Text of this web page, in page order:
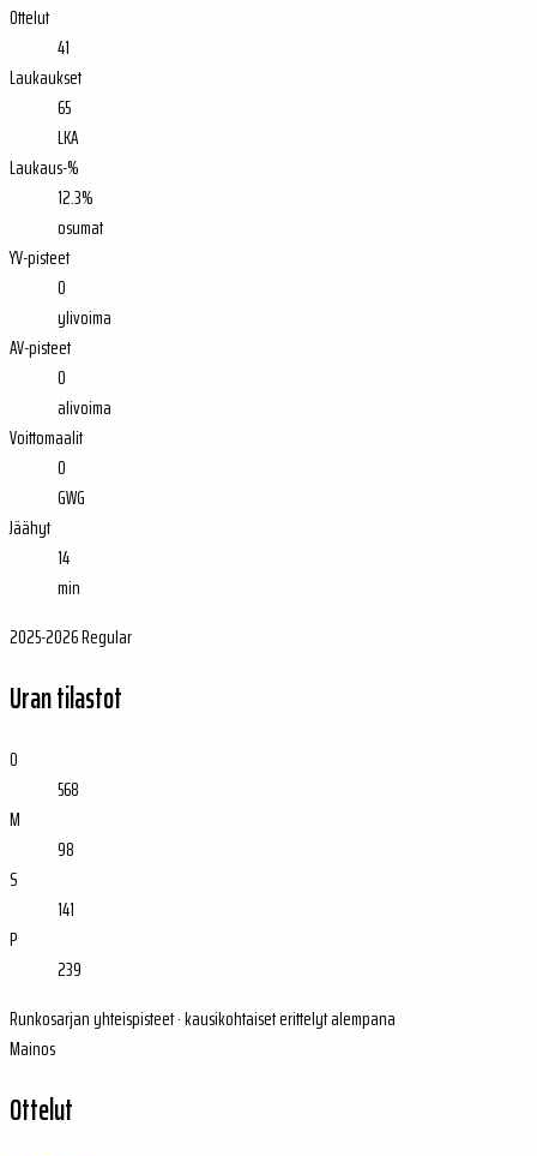
Ottelut
41
Laukaukset
65
LKA
Laukaus-%
12.3%
osumat
YV-pisteet
0
ylivoima
AV-pisteet
0
alivoima
Voittomaalit
0
GWG
Jäähyt
14
min
2025-2026 Regular
Uran tilastot
O
568
M
98
S
141
P
239
Runkosarjan yhteispisteet · kausikohtaiset erittelyt alempana
Mainos
Ottelut